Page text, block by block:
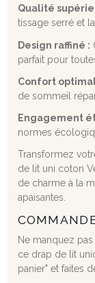
Qualité
tissage serré et
Design raffiné :
parfait pour
Confort
de sommeil
Engagement
normes
Transformez
de lit uni coton
de charme à la
apaisantes.
Ne manquez
ce drap de lit
panier" et faites